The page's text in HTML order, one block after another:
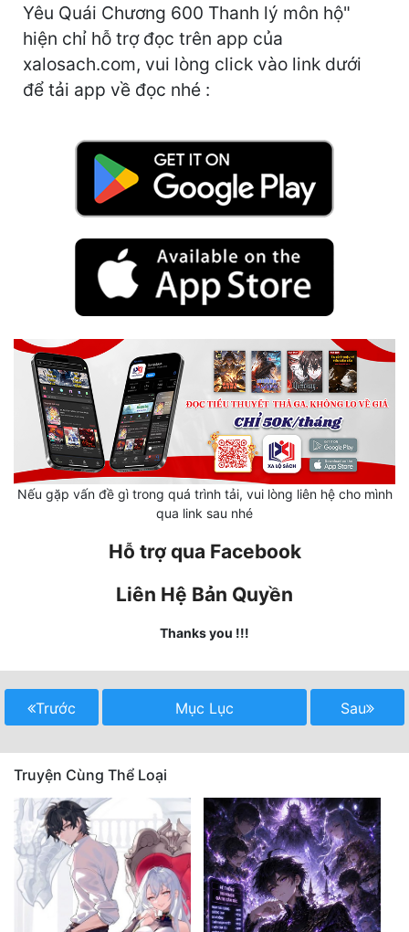
Huyền Huyễn
Huyền Nghi
Huyền Ảo
Khoa Huyễn Không Gian
Kiếm Hiệp
Kỳ Huyễn
Làm Giàu
Ngôn Tình
Ngược
Nữ Phụ
Phong Thủy - Tâm Linh
Phương Tây
Phản Phái
Quan Trường
Yêu Quái Chương 600 Thanh lý môn hộ"
hiện chỉ hỗ trợ đọc trên app của
xalosach.com, vui lòng click vào link dưới
để tải app về đọc nhé :
Nếu gặp vấn đề gì trong quá trình tải, vui lòng liên hệ cho mình
qua link sau nhé
Hỗ trợ qua Facebook
Liên Hệ Bản Quyền
Thanks you !!!
Trước Mục Lục Sau
Truyện Cùng Thể Loại